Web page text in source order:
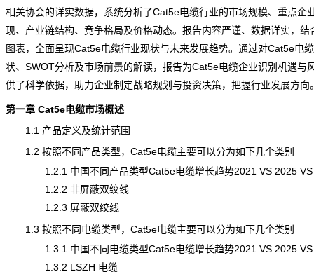
相关协会的详实数据，系统分析了Cat5e电缆行业的市场规模、重点企
现、产业链结构、竞争格局及价格动态。报告内容严谨、数据详实，结
图表，全面呈现Cat5e电缆行业现状与未来发展趋势。通过对Cat5e电
状、SWOT分析及市场前景的解读，报告为Cat5e电缆企业识别机遇与
供了科学依据，助力企业制定战略规划与投资决策，把握行业发展方向
第一章 Cat5e电缆市场概述
1.1 产品定义及统计范围
1.2 按照不同产品类型，Cat5e电缆主要可以分为如下几个类别
1.2.1 中国不同产品类型Cat5e电缆增长趋势2021 VS 2025 VS
1.2.2 非屏蔽双绞线
1.2.3 屏蔽双绞线
1.3 按照不同电缆类型，Cat5e电缆主要可以分为如下几个类别
1.3.1 中国不同电缆类型Cat5e电缆增长趋势2021 VS 2025 VS
1.3.2 LSZH 电缆